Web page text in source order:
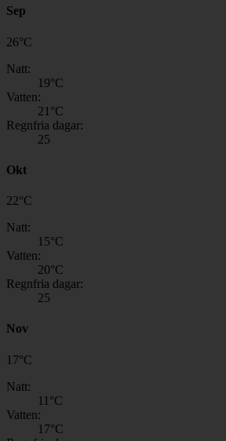
Sep
26°C
Natt:
19°C
Vatten:
21 °C
Regnfria dagar:
25
Okt
22°C
Natt:
15°C
Vatten:
20°C
Regnfria dagar:
25
Nov
17°C
Natt:
11 °C
Vatten:
17°C